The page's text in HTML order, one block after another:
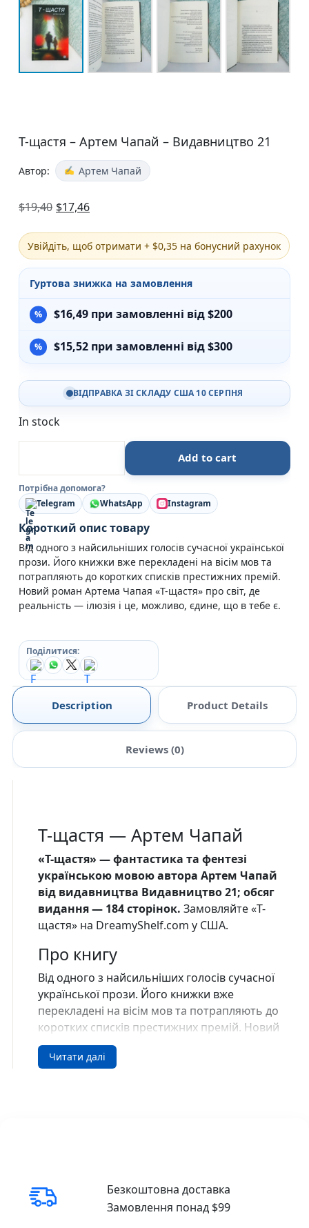
Т-щастя – Артем Чапай – Видавництво 21
Автор: Артем Чапай
$19,40 $17,46
Увійдіть, щоб отримати + $0,35 на бонусний рахунок
Гуртова знижка на замовлення
$16,49 при замовленні від $200
$15,52 при замовленні від $300
ВІДПРАВКА ЗІ СКЛАДУ США 10 СЕРПНЯ
In stock
Т-щастя - Артем Чапай - Видавництво 21 quantity
Add to cart
Потрібна допомога?
Telegram
WhatsApp Instagram
Короткий опис товару
Від одного з найсильніших голосів сучасної української
прози. Його книжки вже перекладені на вісім мов та
потрапляють до коротких списків престижних премій.
Новий роман Артема Чапая «Т-щастя» про світ, де
реальність — ілюзія і це, можливо, єдине, що в тебе є.
Поділитися:
Description Product Details
Reviews (0)
Т-щастя — Артем Чапай
«Т-щастя» — фантастика та фентезі
українською мовою автора Артем Чапай
від видавництва Видавництво 21; обсяг
видання — 184 сторінок. Замовляйте «Т-
щастя» на DreamyShelf.com у США.
Про книгу
Від одного з найсильніших голосів сучасної
української прози. Його книжки вже
перекладені на вісім мов та потрапляють до
коротких списків престижних премій. Новий
роман Артема Чапая «Т-щастя» про світ, де
реальність — ілюзія і це, можливо, єдине,
так і радикально?
Короткий роман Артема Чапая поєднує
Читати далі
Безкоштовна доставка
Замовлення понад $99